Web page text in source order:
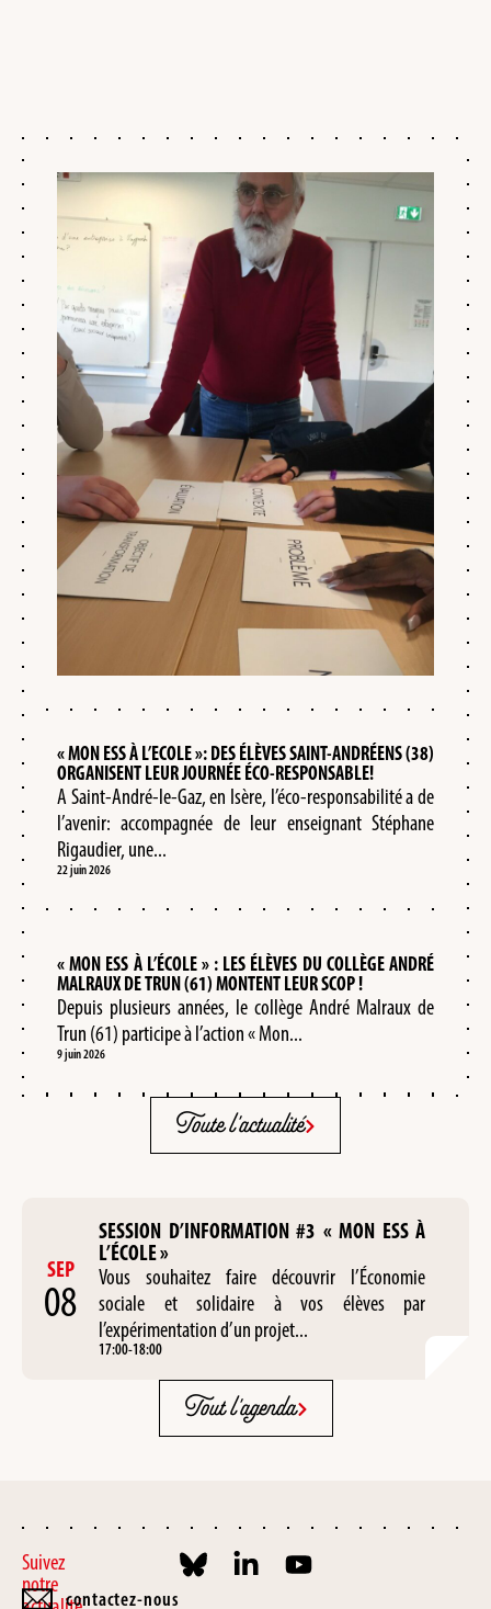
« MON ESS À L’ECOLE »: DES ÉLÈVES SAINT-ANDRÉENS (38)
ORGANISENT LEUR JOURNÉE ÉCO-RESPONSABLE!
A Saint-André-le-Gaz, en Isère, l’éco-responsabilité a de
l’avenir: accompagnée de leur enseignant Stéphane
Rigaudier, une...
22 juin 2026
« MON ESS À L’ÉCOLE » : LES ÉLÈVES DU COLLÈGE ANDRÉ
MALRAUX DE TRUN (61) MONTENT LEUR SCOP !
Depuis plusieurs années, le collège André Malraux de
Trun (61) participe à l’action « Mon...
9 juin 2026
Toute l'actualité
SEP
08
SESSION D’INFORMATION #3 « MON ESS À
L’ÉCOLE »
Vous souhaitez faire découvrir l’Économie
sociale et solidaire à vos élèves par
l’expérimentation d’un projet...
17:00-18:00
Tout l'agenda
Suivez
notre
contactez-nous